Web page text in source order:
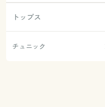
トップス
チュニック